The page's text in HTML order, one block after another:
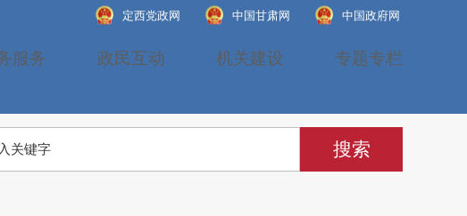
中国政府网
中国甘肃网
定西党政网
服务 政民互动 机关建设 专题专栏